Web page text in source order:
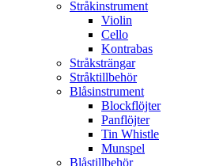
Stråkinstrument
Violin
Cello
Kontrabas
Stråksträngar
Stråktillbehör
Blåsinstrument
Blockflöjter
Panflöjter
Tin Whistle
Munspel
Blåstillbehör